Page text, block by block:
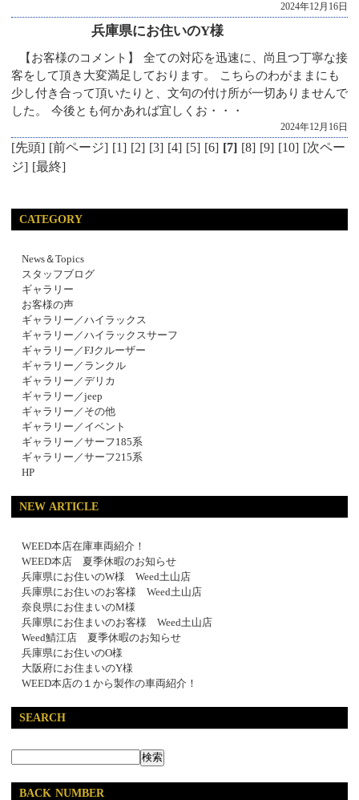
2024年12月16日
兵庫県にお住いのY様
【お客様のコメント】 全ての対応を迅速に、尚且つ丁寧な接
客をして頂き大変満足しております。 こちらのわがままにも
少し付き合って頂いたりと、文句の付け所が一切ありませんで
した。 今後とも何かあれば宜しくお・・・
2024年12月16日
[先頭] [前ページ] [1] [2] [3] [4] [5] [6] [7] [8] [9] [10] [次ペー
ジ] [最終]
CATEGORY
News＆Topics
スタッフブログ
ギャラリー
お客様の声
ギャラリー／ハイラックス
ギャラリー／ハイラックスサーフ
ギャラリー／FJクルーザー
ギャラリー／ランクル
ギャラリー／デリカ
ギャラリー／jeep
ギャラリー／その他
ギャラリー／イベント
ギャラリー／サーフ185系
ギャラリー／サーフ215系
HP
NEW ARTICLE
WEED本店在庫車両紹介！
WEED本店 夏季休暇のお知らせ
兵庫県にお住いのW様 Weed土山店
兵庫県にお住いのお客様 Weed土山店
奈良県にお住まいのM様
兵庫県にお住まいのお客様 Weed土山店
Weed鯖江店 夏季休暇のお知らせ
兵庫県にお住いのO様
大阪府にお住まいのY様
WEED本店の１から製作の車両紹介！
SEARCH
BACK NUMBER